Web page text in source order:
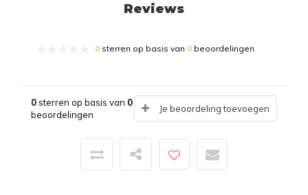
Reviews
0 sterren op basis van 0 beoordelingen
0sterren op basis van 0
beoordelingen
Je beoordeling toevoegen